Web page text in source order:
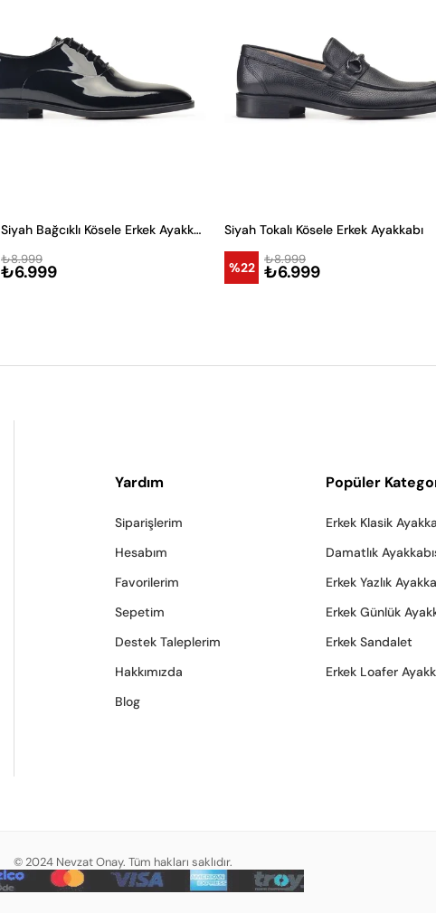
Rugan Siyah Bağcıklı Kösele Erkek Ayakkabı
₺6.999
₺8.999
Siyah Tokalı Kösele Erkek Ayakkabı
%22 ₺6.999
₺8.999
Yardım
Siparişlerim
Hesabım
Favorilerim
Sepetim
Destek Taleplerim
Hakkımızda
Blog
Popüler
Erkek Klasik
Damatlık
Erkek Yazlık
Erkek Günlük
Erkek Sandalet
Erkek Loafer
© 2024 Nevzat Onay. Tüm hakları saklıdır.